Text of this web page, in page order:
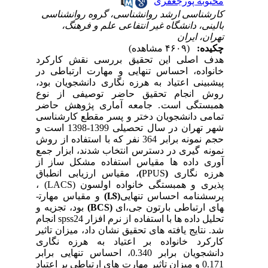
کارشناسی ارشد روانشناسی، گروه روانشناسی
بالینی، دانشگاه غیر انتفاعی علم و فرهنگ،
تهران، ایران
چکیده:
هدف اصلی این تحقیقبررسی نقش کارکرد
خانواده، احساس تنهایی و مهارت ارتباطی در
پیش­بینی اعتیاد به هرزه نگاری دانشجویان بود،
روش انجام تحقیق حاضر توصیفی از نوع
همبستگی است.جامعه آماری پژوهش حاضر
تمامی دانشجویان دختر و پسر مقطع کارشناسی
شهر تهران در سال تحصیلی 1399-1398 است و
حجم نمونه برابر 364 نفر که با استفاده از روش
نمونه گیری در دسترس انتخاب شدند، ابزار جمع
آوری داده ­ها مقیاس استفاده مشکل ساز از
هرزه نگاری(
PPUS
)، مقیاس ارزیابی انطباق
پذیری و همبستگی خانواده اولسون ( LACS) ،
پرسشنامه احساس تنهایی(
LS
)و مقیاسمهارت­
های ارتباطی بارتون جی،ای(
BCS
)بود، تجزیه و
تحلیل داده­ ها با استفاده از نرم افزار spss24 انجام
شد. نتایج یافته های تحقیق نشان داد، میزان تاثیر
کارکرد خانواده بر اعتیاد به هرزه نگاری
دانشجویان برابر 0.340، احساس تنهایی برابر
0.171 و میزان تاثیر
مهارت­ های ارتباطی بر اعتیاد